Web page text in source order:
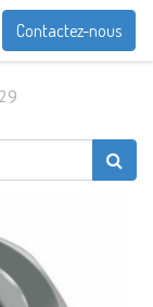
Contactez-nous